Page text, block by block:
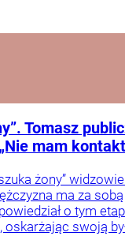
Tomasz
mam
żony”
ma za
o tym
oskarżając swoją